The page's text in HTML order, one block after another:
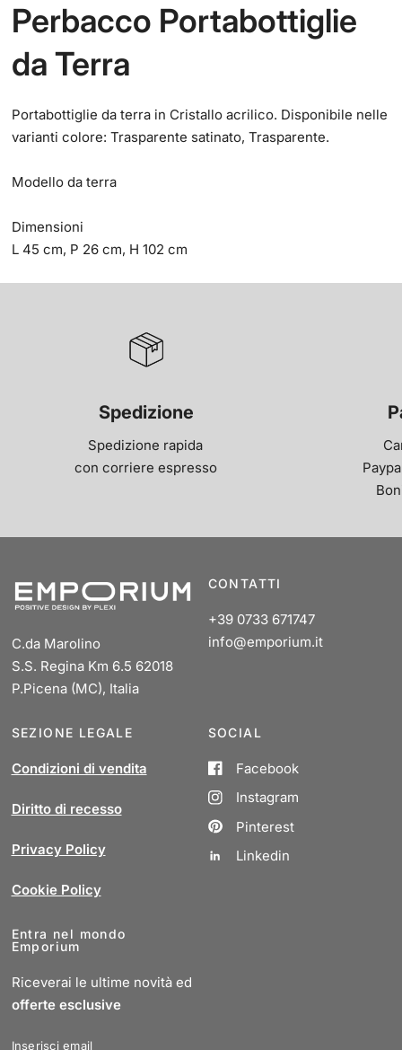
Perbacco Portabottiglie
da Terra
Portabottiglie da terra in Cristallo acrilico. Disponibile nelle
varianti colore: Trasparente satinato, Trasparente.
Modello da terra
Dimensioni
L 45 cm, P 26 cm, H 102 cm
Spedizione
Spedizione rapida
con corriere espresso
C.da Marolino
S.S. Regina Km 6.5 62018
P.Picena (MC), Italia
CONTATTI
+39 0733 671747
info@emporium.it
SEZIONE LEGALE
Condizioni di vendita
Diritto di recesso
Privacy Policy
Cookie Policy
SOCIAL
Facebook
Instagram
Pinterest
Linkedin
Entra nel mondo
Emporium
Riceverai le ultime novità ed
offerte esclusive
Inserisci email